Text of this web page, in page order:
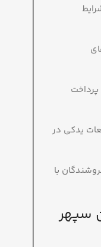
پرداخت
یدکی در
با
سپهر